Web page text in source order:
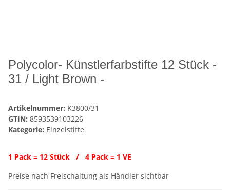
Polycolor- Künstlerfarbstifte 12 Stück -
31 / Light Brown -
Artikelnummer: K3800/31
GTIN: 8593539103226
Kategorie: Einzelstifte
1 Pack = 12 Stück / 4 Pack = 1 VE
Preise nach Freischaltung als Händler sichtbar